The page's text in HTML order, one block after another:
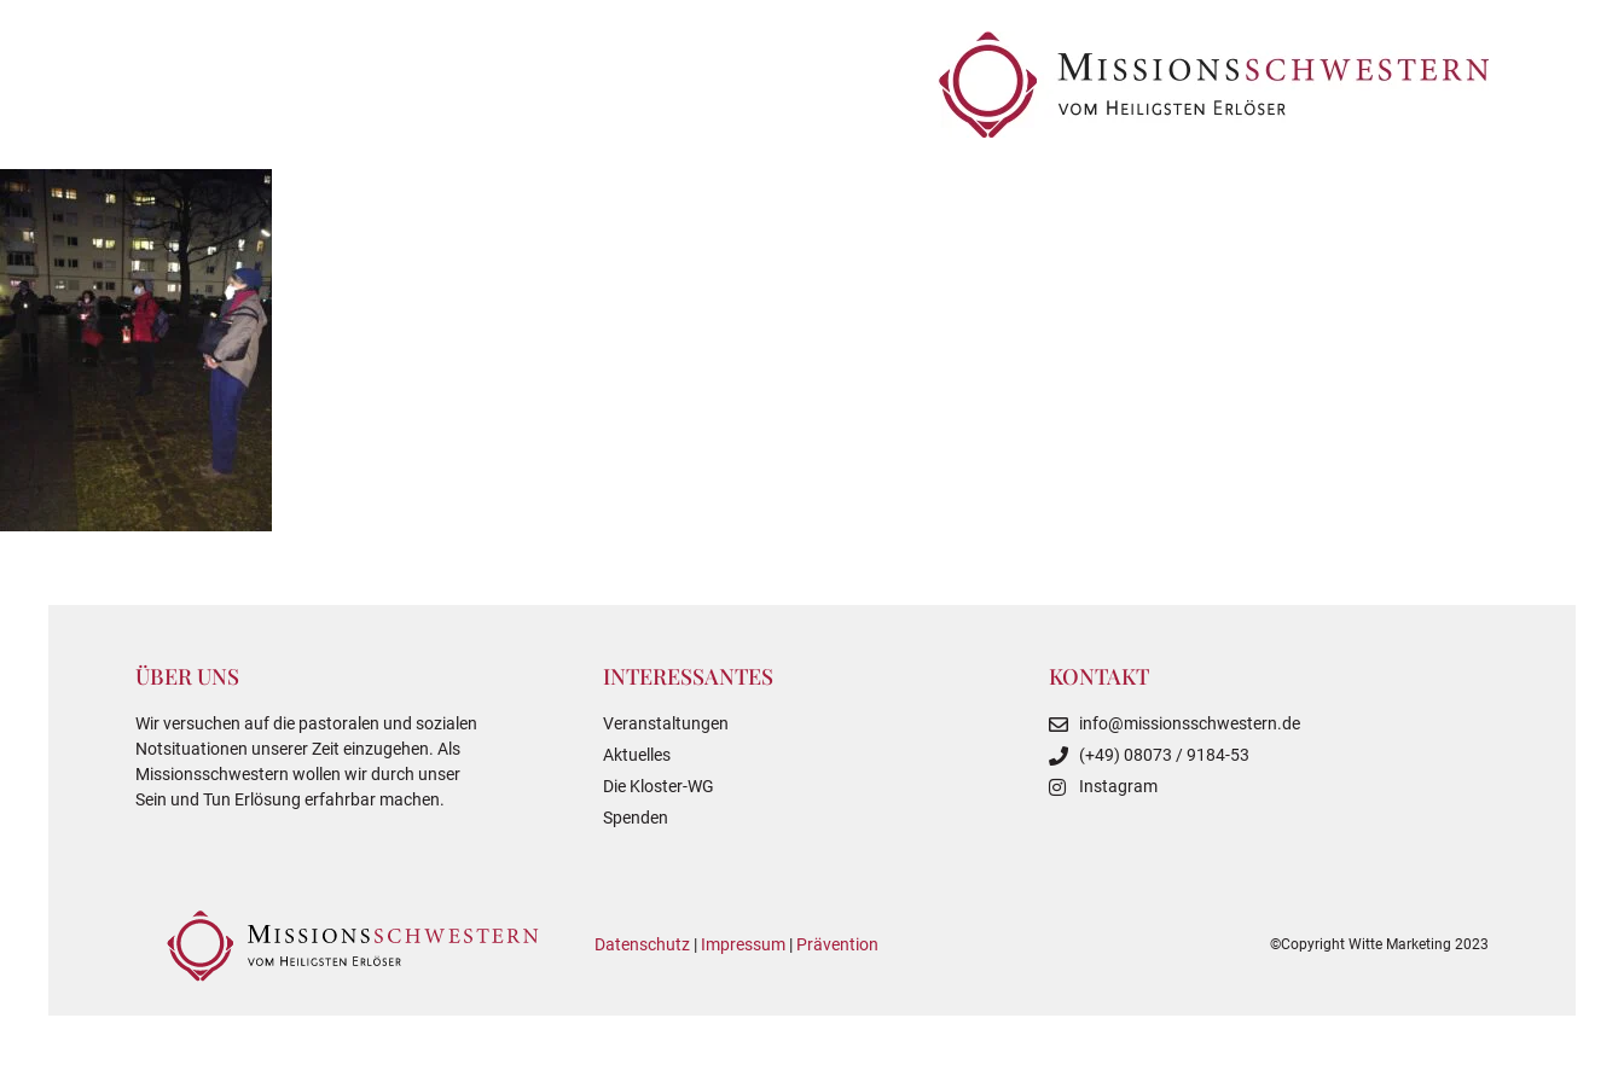
ÜBER UNS
Wir versuchen auf die pastoralen und sozialen
Notsituationen unserer Zeit einzugehen. Als
Missionsschwestern wollen wir durch unser
Sein und Tun Erlösung erfahrbar machen.
INTERESSANTES
Veranstaltungen
Aktuelles
Die Kloster-WG
Spenden
KONTAKT
info@missionsschwestern.de
(+49) 08073 / 9184-53
Instagram
Datenschutz| Impressum| Prävention ©Copyright Witte Marketing 2023